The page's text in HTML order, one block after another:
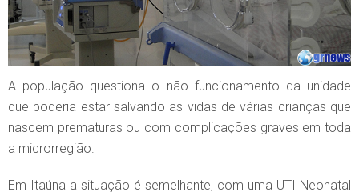
A população questiona o não funcionamento da unidade
que poderia estar salvando as vidas de várias crianças que
nascem prematuras ou com complicações graves em toda
a microrregião.
Em Itaúna a situação é semelhante, com uma UTI Neonatal